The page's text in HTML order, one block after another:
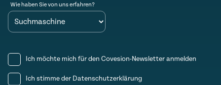
Wie haben Sie von uns erfahren?
Ich möchte mich für den Covesion-Newsletter anmelden
Ich stimme der Datenschutzerklärung